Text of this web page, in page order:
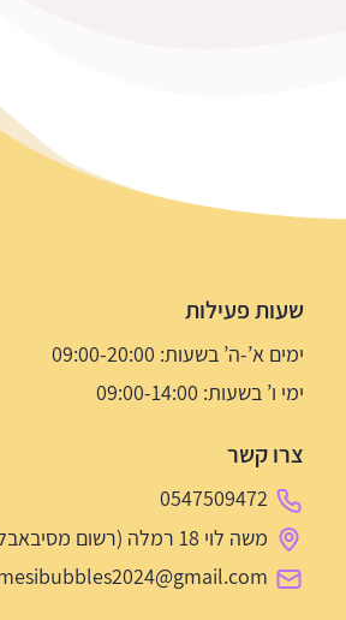
שעות פעילות
ימים א’-ה’ בשעות: 09:00-20:00
ימי ו’ בשעות: 09:00-14:00
צרו קשר
0547509472
משה לוי 18 רמלה (רשום מסיבאבלס על השלט בחנות)